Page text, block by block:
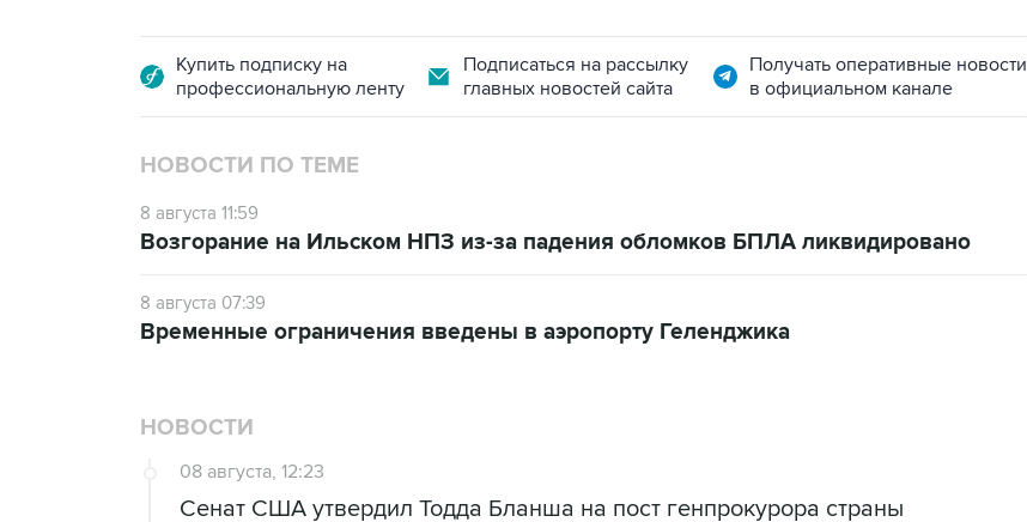
Купить подписку на
профессиональную ленту
Подписаться на рассылку
главных новостей сайта
Получать оперативные новости
в официальном канале
НОВОСТИ ПО ТЕМЕ
8 августа 11:59
Возгорание на Ильском НПЗ из-за падения обломков БПЛА ликвидировано
8 августа 07:39
Временные ограничения введены в аэропорту Геленджика
НОВОСТИ
08 августа, 12:23
Сенат США утвердил Тодда Бланша на пост генпрокурора страны